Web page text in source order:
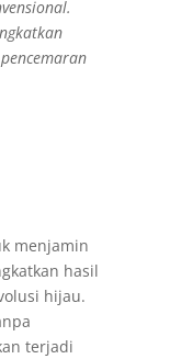
menjamin
hasil
hijau.
terjadi